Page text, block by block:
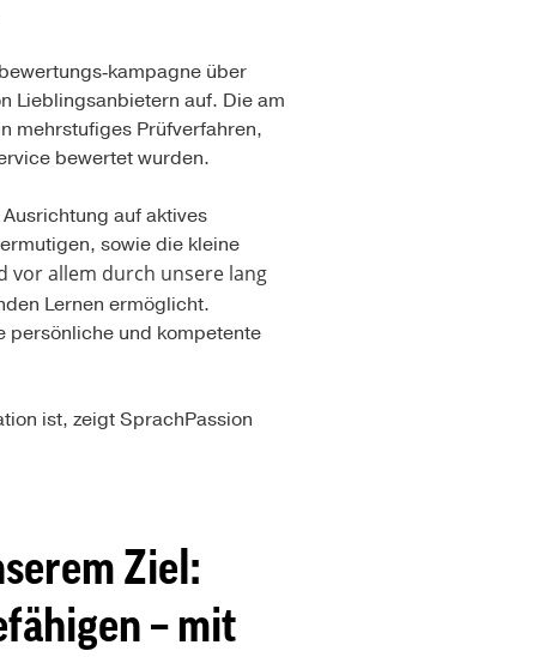
über
Lieblingsanbietern auf. Die am
mehrstufiges Prüfverfahren,
bewertet wurden.
auf aktives
sowie die kleine
vor allem durch unsere lang
Lernen ermöglicht.
persönliche und kompetente
ist, zeigt SprachPassion
Ziel:
– mit